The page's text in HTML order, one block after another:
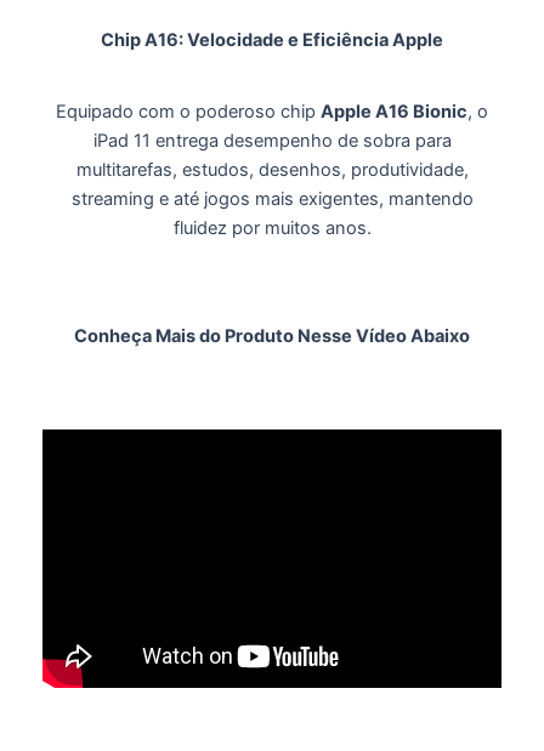
Chip A16: Velocidade e Eficiência Apple
Equipado com o poderoso chip Apple A16 Bionic, o
iPad 11 entrega desempenho de sobra para
multitarefas, estudos, desenhos, produtividade,
streaming e até jogos mais exigentes, mantendo
fluidez por muitos anos.
Conheça Mais do Produto Nesse Vídeo Abaixo